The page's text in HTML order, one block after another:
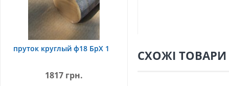
СХОЖІ ТОВАРИ
пруток круглый ф18 БрХ 1
1817 грн.